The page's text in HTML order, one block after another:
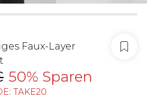
Faux-Layer
50% Sparen
TAKE20